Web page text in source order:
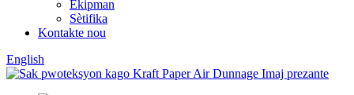
Ekipman
Sètifika
Kontakte nou
English